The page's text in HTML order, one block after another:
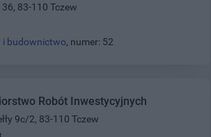
83-110 Tczew
i budownictwo, numer: 52
Robót Inwestycyjnych
9c/2, 83-110 Tczew